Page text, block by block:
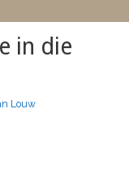
in die
Louw